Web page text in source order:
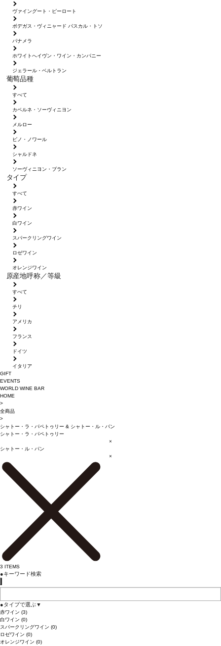
ヴァイングート・ピーロート
ボデガス・ヴィニャード パスカル・トソ
パナメラ
ホワイトへイヴン・ワイン・カンパニー
ジェラール・ベルトラン
葡萄品種
すべて
カベルネ・ソーヴィニヨン
メルロー
ピノ・ノワール
シャルドネ
ソーヴィニヨン・ブラン
タイプ
すべて
赤ワイン
白ワイン
スパークリングワイン
ロゼワイン
オレンジワイン
原産地呼称／等級
すべて
チリ
アメリカ
フランス
ドイツ
イタリア
GIFT
EVENTS
WORLD WINE BAR
HOME
>
全商品
>
シャトー・ラ・パペトゥリー & シャトー・ル・パン
シャトー・ラ・パペトゥリー
×
シャトー・ル・パン
×
3 ITEMS
●キーワード検索
●タイプで選ぶ▼
赤ワイン (3)
白ワイン (0)
スパークリングワイン (0)
ロゼワイン (0)
オレンジワイン (0)